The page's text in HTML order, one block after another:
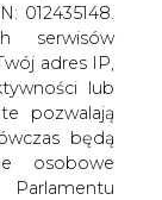
012435148.
serwisów
adres IP,
lub
pozwalają
będą
osobowe